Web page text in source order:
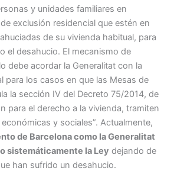
y unidades familiares en
exclusión residencial que estén en
de su vivienda habitual, para
el desahucio. El mecanismo de
debe acordar la Generalitat con la
para los casos en que las Mesas de
la sección IV del Decreto 75/2014, de
para el derecho a la vivienda, tramiten
y sociales”. Actualmente,
de Barcelona como la Generalitat
sistemáticamente la Ley dejando de
han sufrido un desahucio.